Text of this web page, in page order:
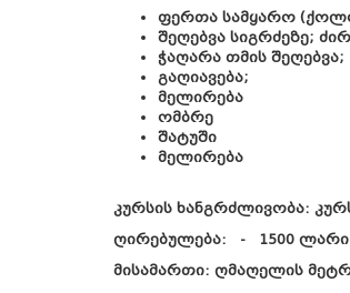
ფერთა სამყარო
შეღებვა სიგრძეზე;
ჭაღარა თმის შეღებვა;
გაღიავება;
მელირება
ომბრე
შატუში
მელირება
კურსის ხანგრძლივობა:
ღირებულება: - 1500 ლარი.
მისამართი: ღმაღელის